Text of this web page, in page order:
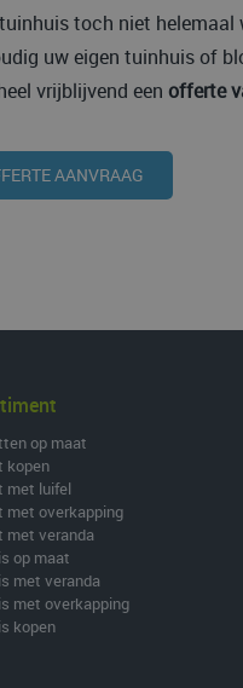
toch niet helemaal
uw eigen tuinhuis of
vrijblijvend een offerte
AANVRAAG
op maat
kopen
met luifel
met overkapping
met veranda
op maat
met veranda
met overkapping
kopen